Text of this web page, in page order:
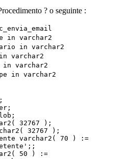
? o seguinte :
in varchar2
in varchar2
varchar2
in varchar2
in varchar2
32767 );
32767 );
varchar2( 70 ) :=
50 ) :=